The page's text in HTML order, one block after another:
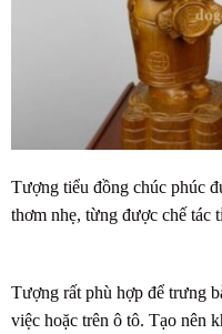
Tượng tiểu đồng chúc phúc
thơm nhẹ, từng được chế tác
Tượng rất phù hợp để trưng
việc hoặc trên ô tô. Tạo nên